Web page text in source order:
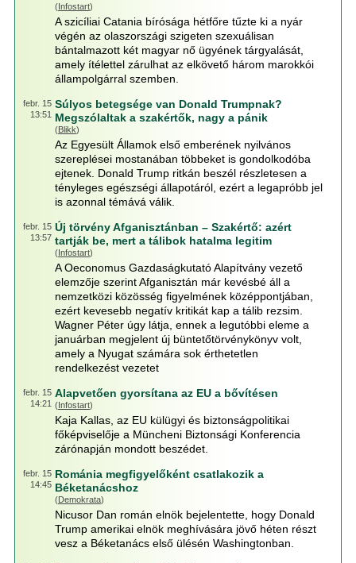
(Infostart)
A szicíliai Catania bírósága hétfőre tűzte ki a nyár
végén az olaszországi szigeten szexuálisan
bántalmazott két magyar nő ügyének tárgyalását,
amely ítélettel zárulhat az elkövető három marokkói
állampolgárral szemben.
febr. 15
13:51
Súlyos betegsége van Donald Trumpnak?
Megszólaltak a szakértők, nagy a pánik
(Blikk)
Az Egyesült Államok első emberének nyilvános
szereplései mostanában többeket is gondolkodóba
ejtenek. Donald Trump ritkán beszél részletesen a
tényleges egészségi állapotáról, ezért a legapróbb jel
is azonnal témává válik.
febr. 15
13:57
Új törvény Afganisztánban – Szakértő: azért
tartják be, mert a tálibok hatalma legitim
(Infostart)
A Oeconomus Gazdaságkutató Alapítvány vezető
elemzője szerint Afganisztán már kevésbé áll a
nemzetközi közösség figyelmének középpontjában,
ezért kevesebb negatív kritikát kap a tálib rezsim.
Wagner Péter úgy látja, ennek a legutóbbi eleme a
januárban megjelent új büntetőtörvénykönyv volt,
amely a Nyugat számára sok érthetetlen
rendelkezést vezetet
febr. 15
14:21
Alapvetően gyorsítana az EU a bővítésen
(Infostart)
Kaja Kallas, az EU külügyi és biztonságpolitikai
főképviselője a Müncheni Biztonsági Konferencia
zárónapján mondott beszédet.
febr. 15
14:45
Románia megfigyelőként csatlakozik a
Béketanácshoz
(Demokrata)
Nicusor Dan román elnök bejelentette, hogy Donald
Trump amerikai elnök meghívására jövő héten részt
vesz a Béketanács első ülésén Washingtonban.